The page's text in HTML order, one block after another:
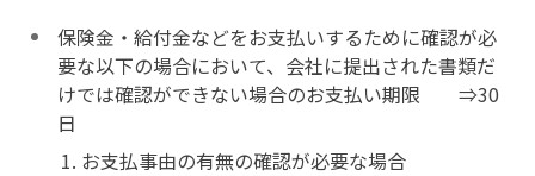
保険金・給付金などをお支払いするために確認が必
要な以下の場合において、会社に提出された書類だ
けでは確認ができない場合のお支払い期限 ⇒30
日
お支払事由の有無の確認が必要な場合